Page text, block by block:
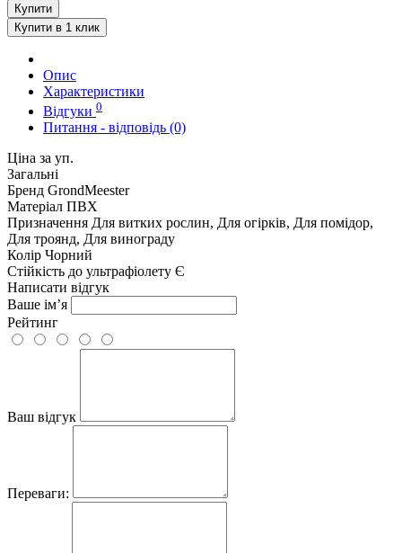
Купити
Купити в 1 клик
Опис
Характеристики
Відгуки 0
Питання - відповідь (0)
Ціна за уп.
Загальні
Бренд GrondMeester
Матеріал ПВХ
Призначення Для витких рослин, Для огірків, Для помідор,
Для троянд, Для винограду
Колір Чорний
Стійкість до ультрафіолету Є
Написати відгук
Ваше ім’я
Рейтинг
Ваш відгук
Переваги: